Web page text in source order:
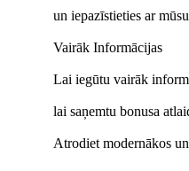
un iepazīstieties ar
Vairāk Informācijas
Lai iegūtu vairāk
lai saņemtu bonusa
Atrodiet modernākos